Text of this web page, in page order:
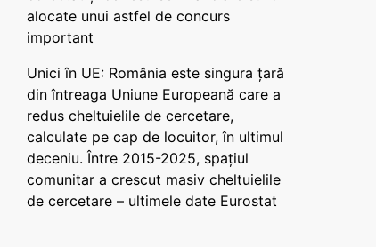
alocate unui astfel de concurs
important
Unici în UE: România este singura țară
din întreaga Uniune Europeană care a
redus cheltuielile de cercetare,
calculate pe cap de locuitor, în ultimul
deceniu. Între 2015-2025, spațiul
comunitar a crescut masiv cheltuielile
de cercetare – ultimele date Eurostat